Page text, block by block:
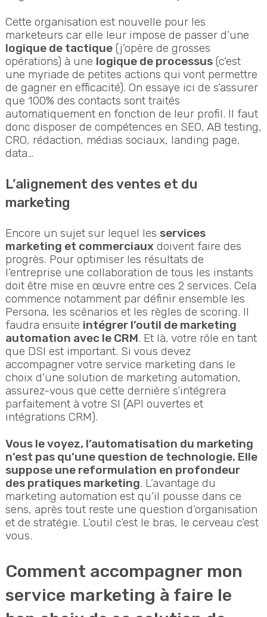
Cette organisation est nouvelle pour les
marketeurs car elle leur impose de passer d’une
logique de tactique(j’opère de grosses
opérations) à une logique de processus(c’est
une myriade de petites actions qui vont permettre
de gagner en efficacité). On essaye ici de s’assurer
que 100% des contacts sont traités
automatiquement en fonction de leur profil. Il faut
donc disposer de compétences en SEO, AB testing,
CRO, rédaction, médias sociaux, landing page,
data…
L’alignement des ventes et du
marketing
Encore un sujet sur lequel les services
marketing et commerciaux doivent faire des
progrès. Pour optimiser les résultats de
l’entreprise une collaboration de tous les instants
doit être mise en œuvre entre ces 2 services. Cela
commence notamment par définir ensemble les
Persona, les scénarios et les règles de scoring. Il
faudra ensuite intégrer l’outil de marketing
automation avec le CRM. Et là, votre rôle en tant
que DSI est important. Si vous devez
accompagner votre service marketing dans le
choix d’une solution de marketing automation,
assurez-vous que cette dernière s’intégrera
parfaitement à votre SI (API ouvertes et
intégrations CRM).
Vous le voyez, l’automatisation du marketing
n’est pas qu’une question de technologie. Elle
suppose une reformulation en profondeur
des pratiques marketing. L’avantage du
marketing automation est qu’il pousse dans ce
sens, après tout reste une question d’organisation
et de stratégie. L’outil c’est le bras, le cerveau c’est
vous.
Comment accompagner mon
service marketing à faire le